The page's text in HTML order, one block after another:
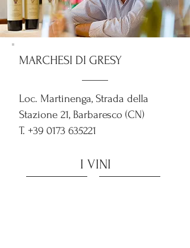
MARCHESI DI GRESY
Loc. Martinenga, Strada della
Stazione 21, Barbaresco (CN)
T. +39 0173 635221
I VINI